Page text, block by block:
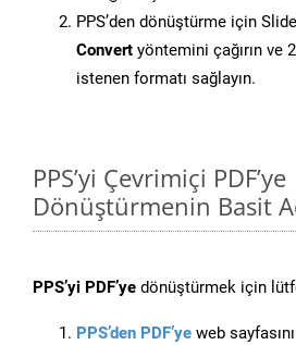
PPS’den dönüştürme için
Convert yöntemini çağırın ve
istenen formatı sağlayın.
PPS’yi Çevrimiçi PDF’ye
Dönüştürmenin Basit
PPS’yi PDF’ye dönüştürmek için
PPS’den PDF’ye web